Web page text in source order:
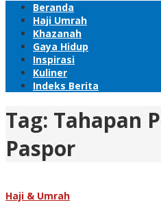
Beranda
Haji Umrah
Khazanah
Gaya Hidup
Inspirasi
Kuliner
Indeks Berita
Tag: Tahapan
Paspor
Haji & Umrah